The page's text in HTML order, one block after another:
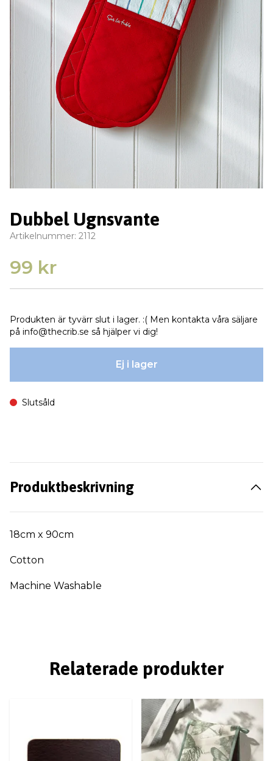
Dubbel Ugnsvante
Artikelnummer: 2112
99 kr
Produkten är tyvärr slut i lager. :( Men kontakta våra säljare
på info@thecrib.se så hjälper vi dig!
Ej i lager
Slutsåld
Produktbeskrivning
18cm x 90cm
Cotton
Machine Washable
Relaterade produkter